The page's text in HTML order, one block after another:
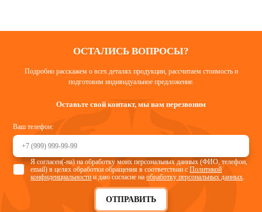
ОСТАЛИСЬ ВОПРОСЫ?
Подробно расскажем о всех деталях продукции, рассчитаем стоимость и
подготовим индивидуальное предложение.
Оставьте свой контакт, мы вам перезвоним
Ваш телефон:
ОТПРАВИТЬ
Я согласен(-на) на обработку моих персональных данных (ФИО, телефон,
email) в целях обработки обращения в соответствии сПолитикой
конфиденциальности и даю согласие наобработку персональных данных